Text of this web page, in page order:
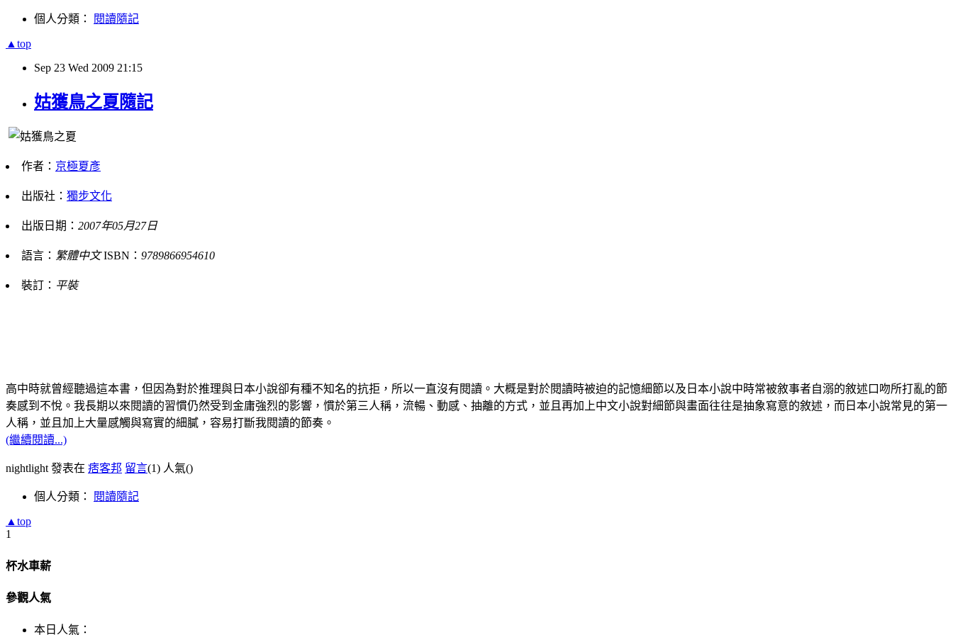
個人分類： 閱讀隨記
▲top
Sep 23 Wed 2009 21:15
姑獲鳥之夏隨記
作者： 京極夏彥
出版社： 獨步文化
出版日期： 2007年05月27日
語言： 繁體中文 ISBN： 9789866954610
裝訂： 平裝
高中時就曾經聽過這本書，但因為對於推理與日本小說卻有種不知名的抗拒，所以一直沒有閱讀。大概是對於閱讀時被迫的記憶細節以及日本小說中時常被敘事者自溺的敘述口吻所打亂的節
奏感到不悅。我長期以來閱讀的習慣仍然受到金庸強烈的影響，慣於第三人稱，流暢、動感、抽離的方式，並且再加上中文小說對細節與畫面往往是抽象寫意的敘述，而日本小說常見的第一
人稱，並且加上大量感觸與寫實的細膩，容易打斷我閱讀的節奏。
(繼續閱讀...)
nightlight 發表在 痞客邦 留言(1) 人氣()
個人分類： 閱讀隨記
▲top
1
杯水車薪
參觀人氣
本日人氣：